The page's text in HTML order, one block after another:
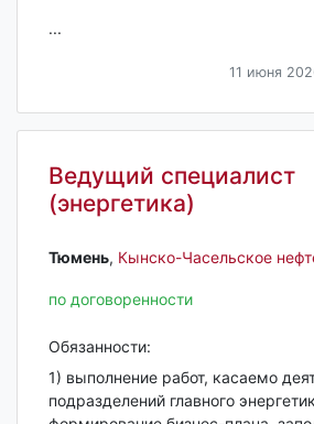
...
11 июня
Ведущий специалист
(энергетика)
Тюмень‎, Кынско-Часельское
по договоренности
Обязанности:
1) выполнение работ, касаемо
подразделений главного